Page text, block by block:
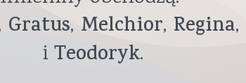
Gratus Melchior Regina
Teodoryk